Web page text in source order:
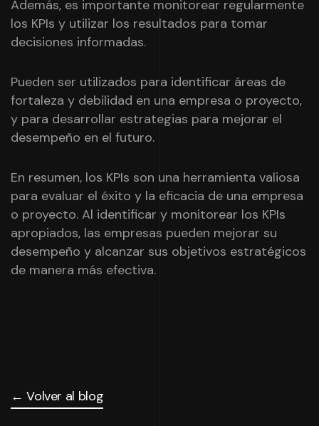
Además, es importante monitorear regularmente
los KPIs y utilizar los resultados para tomar
decisiones informadas.
Pueden ser utilizados para identificar áreas de
fortaleza y debilidad en una empresa o proyecto,
y para desarrollar estrategias para mejorar el
desempeño en el futuro.
En resumen, los KPIs son una herramienta valiosa
para evaluar el éxito y la eficacia de una empresa
o proyecto. Al identificar y monitorear los KPIs
apropiados, las empresas pueden mejorar su
desempeño y alcanzar sus objetivos estratégicos
de manera más efectiva.
← Volver al blog